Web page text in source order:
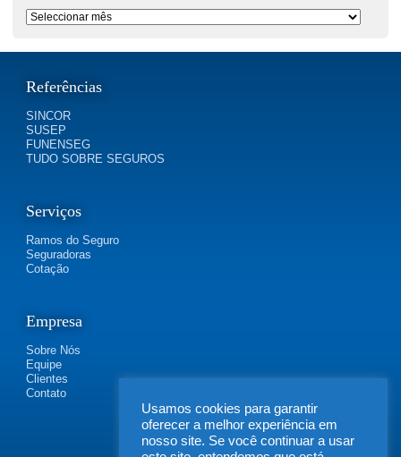
Período
Referências
SINCOR
SUSEP
FUNENSEG
TUDO SOBRE SEGUROS
Serviços
Ramos do Seguro
Seguradoras
Cotação
Empresa
Sobre Nós
Equipe
Clientes
Contato
Usamos cookies para garantir
oferecer a melhor experiência em
nosso site. Se você continuar a usar